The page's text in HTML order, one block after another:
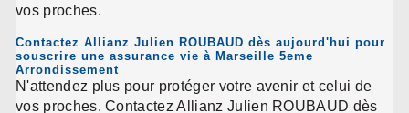
vos proches.
Contactez Allianz Julien ROUBAUD dès aujourd'hui pour
souscrire une assurance vie à Marseille 5eme
Arrondissement
N'attendez plus pour protéger votre avenir et celui de
vos proches. Contactez Allianz Julien ROUBAUD dès